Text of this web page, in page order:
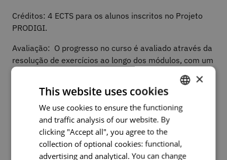
Créditos: 4 ECTS para os alunos inscritos no Projeto
PRODIGI.
Avaliação: O progresso no curso é avaliado através da
resolução de exercícios ao longo dos módulos, com um
obtenção de certificado de participação.
Course plan
PORTUGUESE
ENGLISH
×
This website uses cookies
We use cookies to ensure the functioning
and traffic analysis of our website. By
clicking "Accept all", you agree to the
collection of optional cookies: functional,
advertising and analytical. You can change